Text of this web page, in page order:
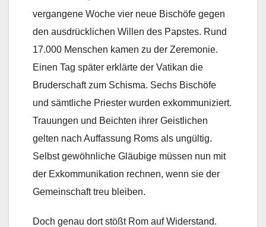
vergangene Woche vier neue Bischöfe gegen
den ausdrücklichen Willen des Papstes. Rund
17.000 Menschen kamen zu der Zeremonie.
Einen Tag später erklärte der Vatikan die
Bruderschaft zum Schisma. Sechs Bischöfe
und sämtliche Priester wurden exkommuniziert.
Trauungen und Beichten ihrer Geistlichen
gelten nach Auffassung Roms als ungültig.
Selbst gewöhnliche Gläubige müssen nun mit
der Exkommunikation rechnen, wenn sie der
Gemeinschaft treu bleiben.
Doch genau dort stößt Rom auf Widerstand.